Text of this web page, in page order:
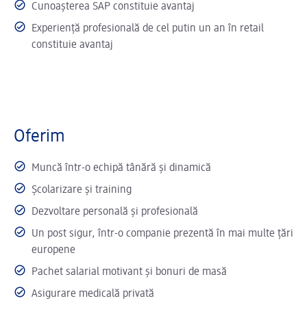
Cunoaşterea SAP constituie avantaj
Experienţă profesională de cel putin un an în retail
constituie avantaj
Oferim
Muncă într-o echipă tânără și dinamică
Școlarizare și training
Dezvoltare personală și profesională
Un post sigur, într-o companie prezentă în mai multe țări
europene
Pachet salarial motivant și bonuri de masă
Asigurare medicală privată